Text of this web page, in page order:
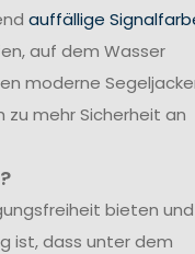
auffällige
auf dem Wasser
moderne
zu mehr Sicherheit an
bieten und
ist, dass unter dem